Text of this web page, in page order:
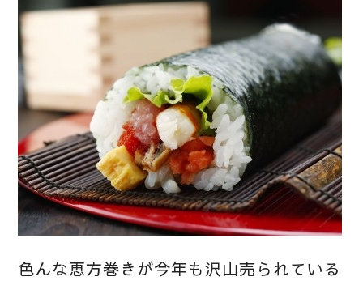
色んな恵方巻きが今年も沢山売られている